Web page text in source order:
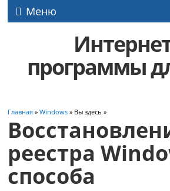
Меню
программы
Главная »Windows » Вы здесь »
реестра
способа